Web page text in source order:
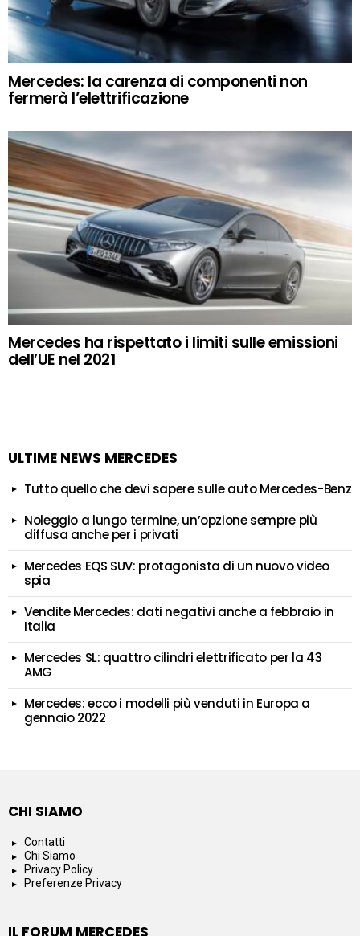
Mercedes: la carenza di componenti non
fermerà l’elettrificazione
Mercedes ha rispettato i limiti sulle emissioni
dell’UE nel 2021
ULTIME NEWS MERCEDES
Tutto quello che devi sapere sulle auto Mercedes-Benz
Noleggio a lungo termine, un’opzione sempre più
diffusa anche per i privati
Mercedes EQS SUV: protagonista di un nuovo video
spia
Vendite Mercedes: dati negativi anche a febbraio in
Italia
Mercedes SL: quattro cilindri elettrificato per la 43
AMG
Mercedes: ecco i modelli più venduti in Europa a
gennaio 2022
CHI SIAMO
Contatti
Chi Siamo
Privacy Policy
Preferenze Privacy
IL FORUM MERCEDES